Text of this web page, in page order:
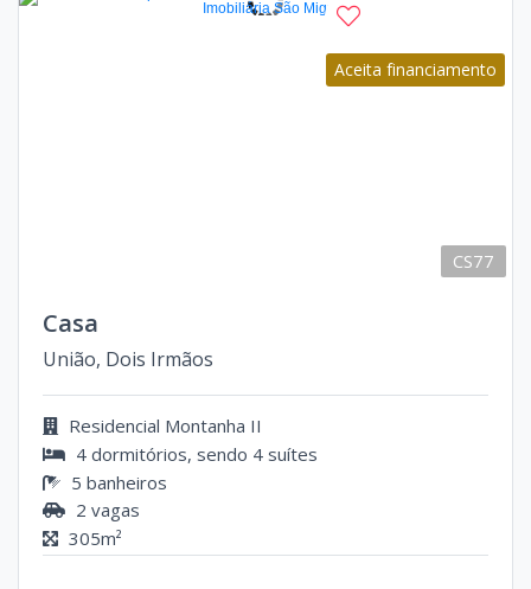
Aceita financiamento
CS77
Casa
União, Dois Irmãos
Residencial Montanha II
4 dormitórios, sendo 4 suítes
5 banheiros
2 vagas
305m²